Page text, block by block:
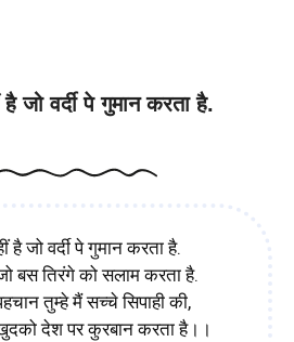
है जो वर्दी पे गुमान करता है.
है जो वर्दी पे गुमान करता है.
जो बस तिरंगे को सलाम करता है.
तुम्हे मैं सच्चे सिपाही की,
देश पर कुरबान करता है।।